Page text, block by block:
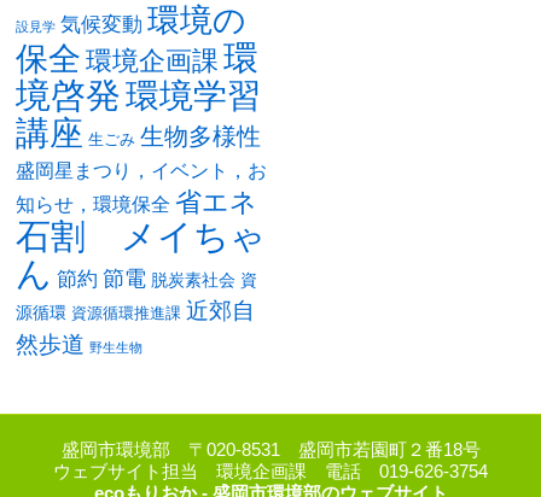
設見学 気候変動 環境の
保全 環境企画課 環
境啓発環境学習
講座 生ごみ 生物多様性
盛岡星まつり，イベント，お
知らせ，環境保全 省エネ
石割 メイちゃ
ん 節約 節電 脱炭素社会 資
源循環 資源循環推進課 近郊自
然歩道 野生生物
盛岡市環境部 〒020-8531 盛岡市若園町２番18号
ウェブサイト担当 環境企画課 電話 019-626-3754